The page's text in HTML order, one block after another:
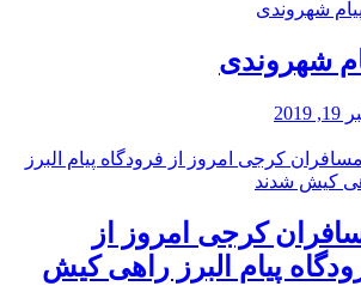
شهروندی
کرجی امروز از
پیام البرز راهی کیش